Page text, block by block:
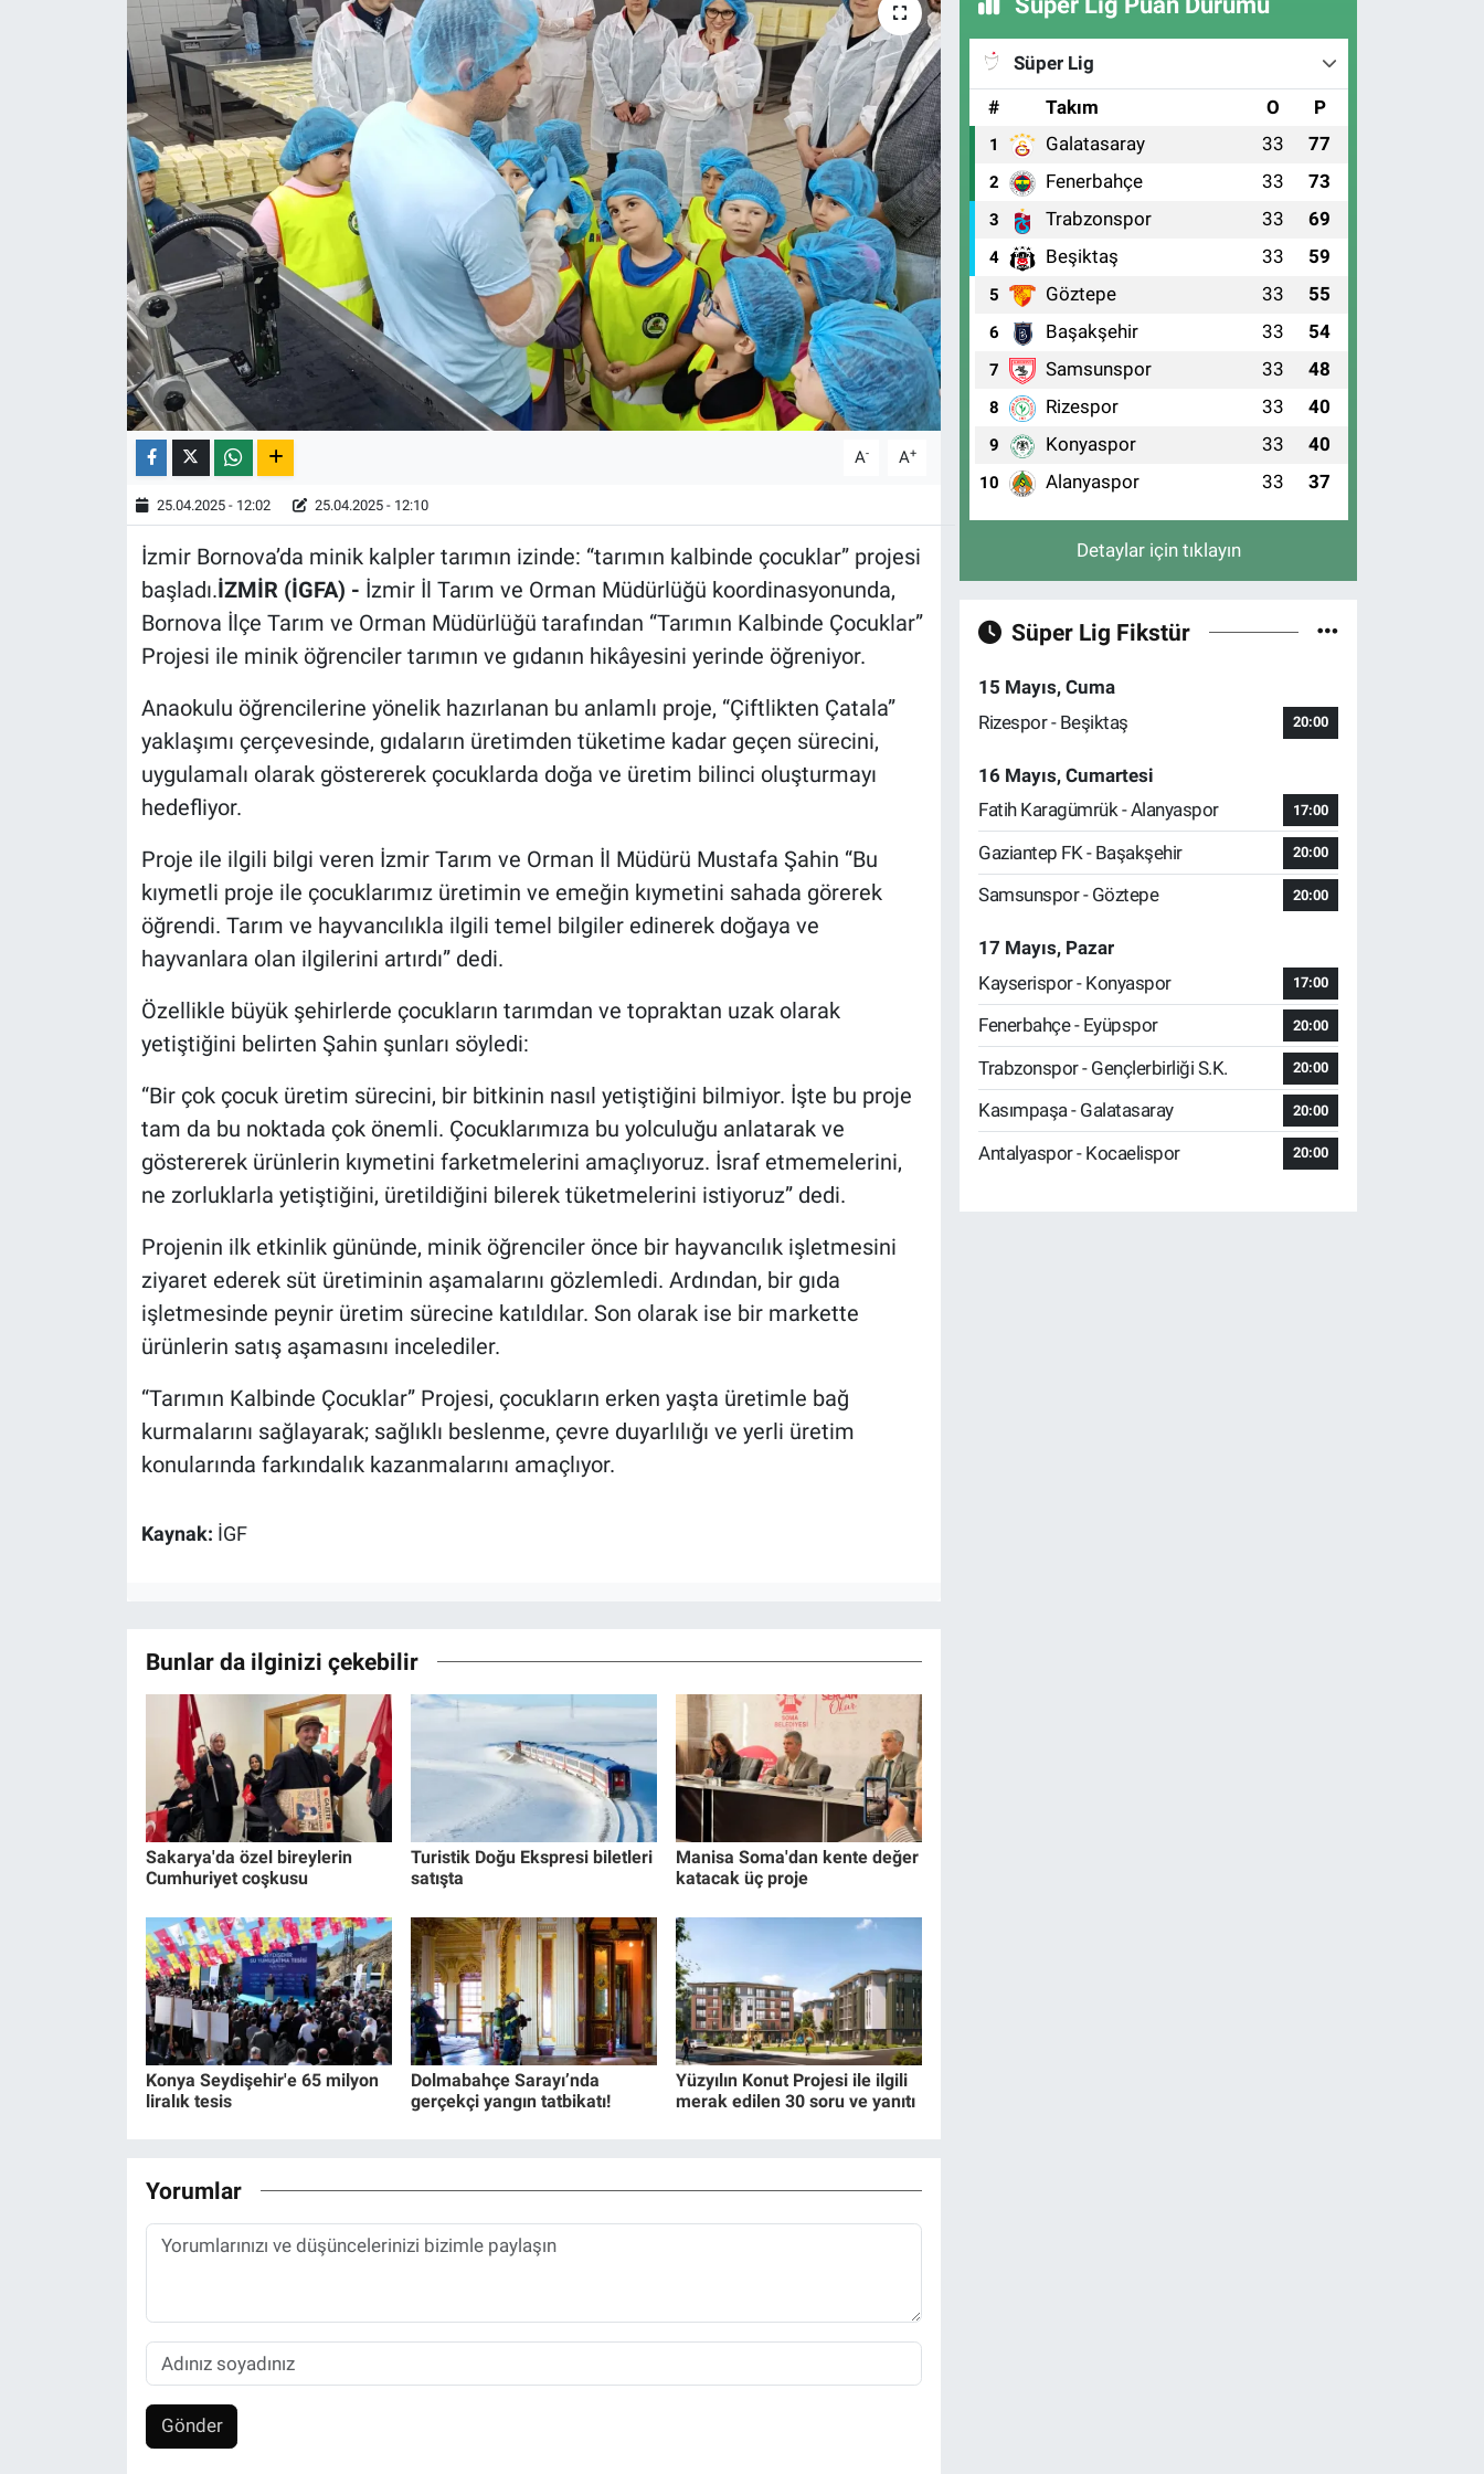
A- A+
25.04.2025 - 12:02 25.04.2025 - 12:10
İzmir Bornova’da minik kalpler tarımın izinde: “tarımın kalbinde çocuklar” projesi
başladı.İZMİR (İGFA) - İzmir İl Tarım ve Orman Müdürlüğü koordinasyonunda,
Bornova İlçe Tarım ve Orman Müdürlüğü tarafından “Tarımın Kalbinde Çocuklar”
Projesi ile minik öğrenciler tarımın ve gıdanın hikâyesini yerinde öğreniyor.
Anaokulu öğrencilerine yönelik hazırlanan bu anlamlı proje, “Çiftlikten Çatala”
yaklaşımı çerçevesinde, gıdaların üretimden tüketime kadar geçen sürecini,
uygulamalı olarak göstererek çocuklarda doğa ve üretim bilinci oluşturmayı
hedefliyor.
Proje ile ilgili bilgi veren İzmir Tarım ve Orman İl Müdürü Mustafa Şahin “Bu
kıymetli proje ile çocuklarımız üretimin ve emeğin kıymetini sahada görerek
öğrendi. Tarım ve hayvancılıkla ilgili temel bilgiler edinerek doğaya ve
hayvanlara olan ilgilerini artırdı” dedi.
Özellikle büyük şehirlerde çocukların tarımdan ve topraktan uzak olarak
yetiştiğini belirten Şahin şunları söyledi:
“Bir çok çocuk üretim sürecini, bir bitkinin nasıl yetiştiğini bilmiyor. İşte bu proje
tam da bu noktada çok önemli. Çocuklarımıza bu yolculuğu anlatarak ve
göstererek ürünlerin kıymetini farketmelerini amaçlıyoruz. İsraf etmemelerini,
ne zorluklarla yetiştiğini, üretildiğini bilerek tüketmelerini istiyoruz” dedi.
Projenin ilk etkinlik gününde, minik öğrenciler önce bir hayvancılık işletmesini
ziyaret ederek süt üretiminin aşamalarını gözlemledi. Ardından, bir gıda
işletmesinde peynir üretim sürecine katıldılar. Son olarak ise bir markette
ürünlerin satış aşamasını incelediler.
“Tarımın Kalbinde Çocuklar” Projesi, çocukların erken yaşta üretimle bağ
kurmalarını sağlayarak; sağlıklı beslenme, çevre duyarlılığı ve yerli üretim
konularında farkındalık kazanmalarını amaçlıyor.
Kaynak: İGF
Bunlar da ilginizi çekebilir
Sakarya'da özel bireylerin
Cumhuriyet coşkusu
Turistik Doğu Ekspresi biletleri
satışta
Manisa Soma'dan kente değer
katacak üç proje
Konya Seydişehir'e 65 milyon
liralık tesis
Dolmabahçe Sarayı’nda
gerçekçi yangın tatbikatı!
Yüzyılın Konut Projesi ile ilgili
merak edilen 30 soru ve yanıtı
Yorumlar
Gönder
Süper Lig
#
Takım O P
1 Galatasaray 33 77
2 Fenerbahçe 33 73
3 Trabzonspor 33 69
4 Beşiktaş 33 59
5 Göztepe 33 55
6 Başakşehir 33 54
7 Samsunspor 33 48
8 Rizespor 33 40
9 Konyaspor 33 40
10 Alanyaspor 33 37
Detaylar için tıklayın
Süper Lig Fikstür
15 Mayıs, Cuma
Rizespor - Beşiktaş
20:00
16 Mayıs, Cumartesi
Fatih Karagümrük - Alanyaspor
17:00
Gaziantep FK - Başakşehir 20:00
Samsunspor - Göztepe 20:00
17 Mayıs, Pazar
Kayserispor - Konyaspor
17:00
Fenerbahçe - Eyüpspor 20:00
Trabzonspor - Gençlerbirliği S.K. 20:00
Kasımpaşa - Galatasaray 20:00
Antalyaspor - Kocaelispor 20:00
Röportaj
Video Galeri